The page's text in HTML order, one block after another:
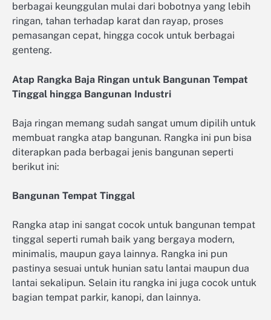
berbagai keunggulan mulai dari bobotnya yang lebih
ringan, tahan terhadap karat dan rayap, proses
pemasangan cepat, hingga cocok untuk berbagai
genteng.
Atap Rangka Baja Ringan untuk Bangunan Tempat
Tinggal hingga Bangunan Industri
Baja ringan memang sudah sangat umum dipilih untuk
membuat rangka atap bangunan. Rangka ini pun bisa
diterapkan pada berbagai jenis bangunan seperti
berikut ini:
Bangunan Tempat Tinggal
Rangka atap ini sangat cocok untuk bangunan tempat
tinggal seperti rumah baik yang bergaya modern,
minimalis, maupun gaya lainnya. Rangka ini pun
pastinya sesuai untuk hunian satu lantai maupun dua
lantai sekalipun. Selain itu rangka ini juga cocok untuk
bagian tempat parkir, kanopi, dan lainnya.